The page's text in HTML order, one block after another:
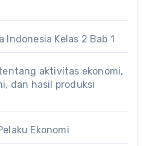
Indonesia Kelas 2 Bab 1
aktivitas ekonomi,
dan hasil produksi
Ekonomi